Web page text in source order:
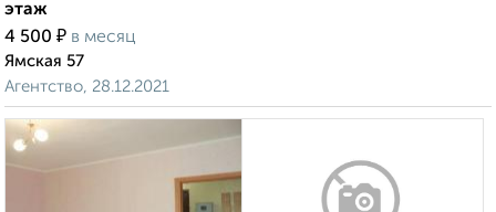
этаж
4 500 ₽ в месяц
Ямская 57
Агентство, 28.12.2021